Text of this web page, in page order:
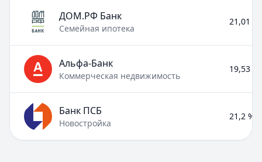
ДОМ.РФ Банк
Семейная ипотека
21,01 %
Альфа-Банк
Коммерческая недвижимость
19,53
Банк ПСБ
Новостройка
21,2 %